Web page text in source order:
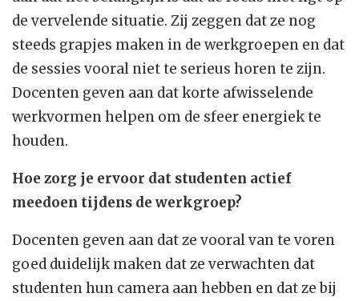
de vervelende situatie. Zij zeggen dat ze nog
steeds grapjes maken in de werkgroepen en dat
de sessies vooral niet te serieus horen te zijn.
Docenten geven aan dat korte afwisselende
werkvormen helpen om de sfeer energiek te
houden.
Hoe zorg je ervoor dat studenten actief
meedoen tijdens de werkgroep?
Docenten geven aan dat ze vooral van te voren
goed duidelijk maken dat ze verwachten dat
studenten hun camera aan hebben en dat ze bij